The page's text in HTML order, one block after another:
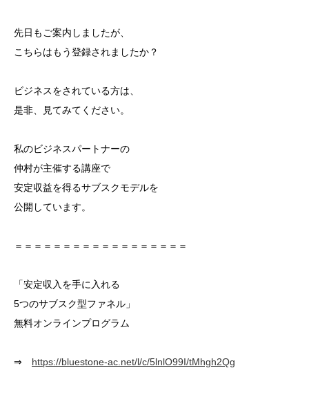
先日もご案内しましたが、
こちらはもう登録されましたか？
ビジネスをされている方は、
是非、見てみてください。
私のビジネスパートナーの
仲村が主催する講座で
安定収益を得るサブスクモデルを
公開しています。
＝＝＝＝＝＝＝＝＝＝＝＝＝＝＝＝＝＝
「安定収入を手に入れる
5つのサブスク型ファネル」
無料オンラインプログラム
⇒ https://bluestone-ac.net/l/c/5lnlO99I/tMhgh2Qg